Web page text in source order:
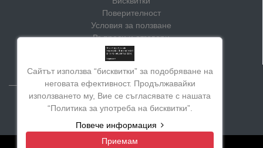
Сайтът използва “бисквитки” за подобряване на
неговата ефективност. Продължавайки
използването му, Вие се съгласявате с нашата
“Политика за употреба на бисквитки”.
Повече информация
Приемам
Поверителност
Условия за ползване
Въпроси и отговори
Блог
Социални мрежи